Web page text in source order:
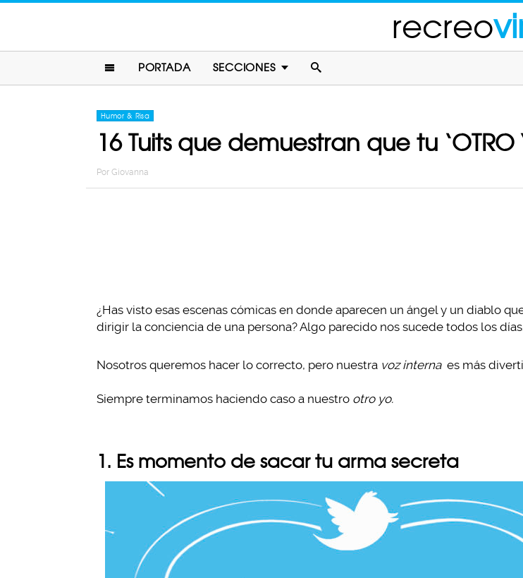
recreo
PORTADA SECCIONES
Humor & Risa
16 Tuits que demuestran que tu
Por Giovanna
¿Has visto esas escenas cómicas en donde aparecen un ángel y un diablo
dirigir la conciencia de una persona? Algo parecido nos sucede todos los
Nosotros queremos hacer lo correcto, pero nuestra voz interna es más
Siempre terminamos haciendo caso a nuestro otro yo.
1. Es momento de sacar tu arma secreta